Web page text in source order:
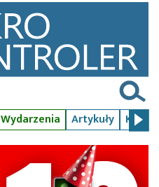
Wydarzenia Artykuły Kursy